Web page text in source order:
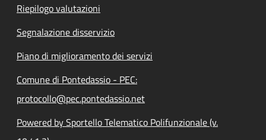
Riepilogo valutazioni
Segnalazione disservizio
Piano di miglioramento dei servizi
Comune di Pontedassio - PEC:
protocollo@pec.pontedassio.net
Powered by Sportello Telematico Polifunzionale (v.